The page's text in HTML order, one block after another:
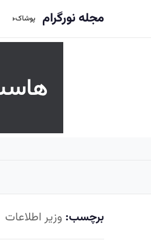
مجله نورگرام پوشاک
برچسب: وزیر اطلاعات